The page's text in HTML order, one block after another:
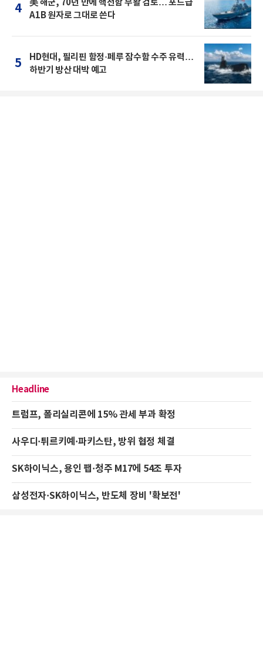
4
A1B 원자로 그대로 쓴다
5
HD현대, 필리핀 함정·페루 잠수함 수주 유력…
하반기 방산 대박 예고
Headline
트럼프, 폴리실리콘에 15% 관세 부과 확정
사우디·튀르키예·파키스탄, 방위 협정 체결
SK하이닉스, 용인 팹·청주 M17에 54조 투자
삼성전자·SK하이닉스, 반도체 장비 '확보전'